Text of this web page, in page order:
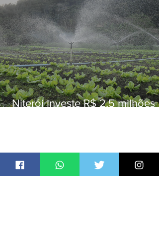
Niterói investe R$ 2,5 milhões